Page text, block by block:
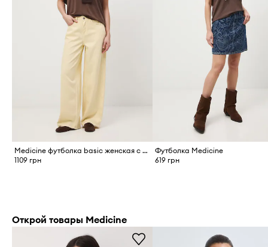
Medicine футболка basic женская с модалом
1109 грн
Футболка Medicine
619 грн
Открой товары Medicine